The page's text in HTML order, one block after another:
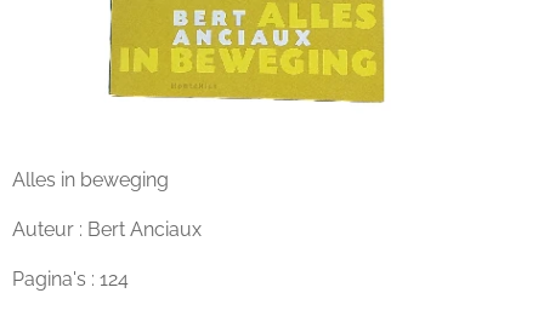
Alles in beweging
Auteur : Bert Anciaux
Pagina's : 124